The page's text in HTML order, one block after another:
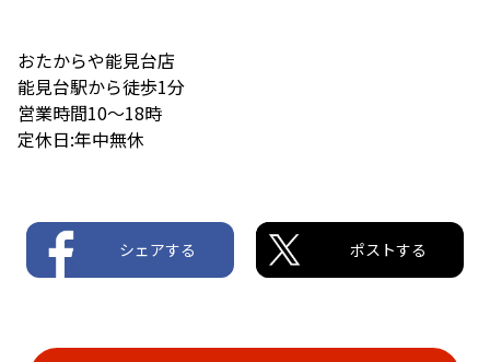
おたからや能見台店
能見台駅から徒歩1分
営業時間10〜18時
定休日:年中無休
シェアする ポストする